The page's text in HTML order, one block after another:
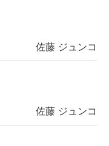
佐藤 ジュンコ
佐藤 ジュンコ